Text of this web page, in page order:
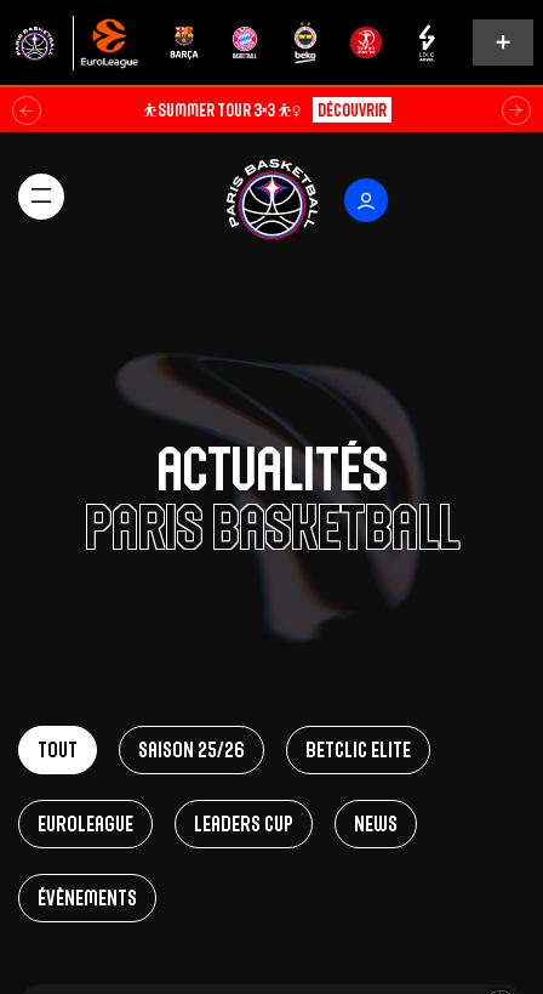
Soldes d’été⚡ Explorer
Actualités
Paris Basketball
Tout Saison 25/26 Betclic Elite
EuroLeague Leaders Cup News
Évènements